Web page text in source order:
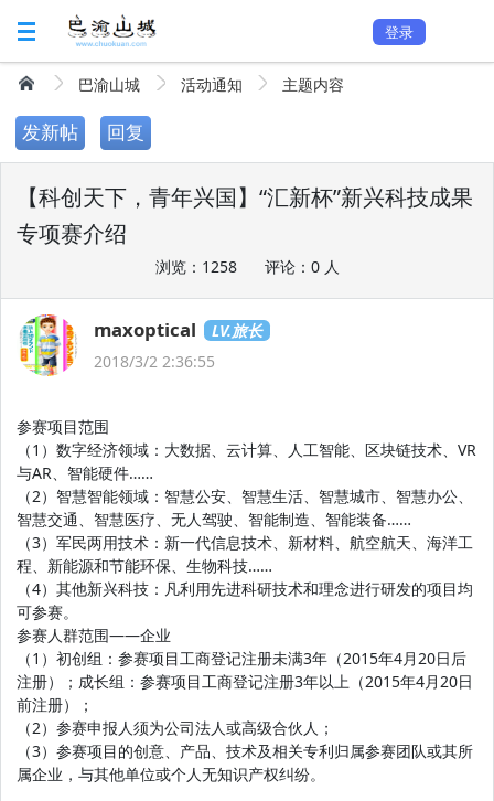
登录
巴渝山城 活动通知 主题内容
发新帖 回复
【科创天下，青年兴国】“汇新杯”新兴科技成果
专项赛介绍
浏览：1258 评论：0 人
maxoptical
LV.旅长
2018/3/2 2:36:55
参赛项目范围
（1）数字经济领域：大数据、云计算、人工智能、区块链技术、VR
与AR、智能硬件……
（2）智慧智能领域：智慧公安、智慧生活、智慧城市、智慧办公、
智慧交通、智慧医疗、无人驾驶、智能制造、智能装备……
（3）军民两用技术：新一代信息技术、新材料、航空航天、海洋工
程、新能源和节能环保、生物科技……
（4）其他新兴科技：凡利用先进科研技术和理念进行研发的项目均
可参赛。
参赛人群范围——企业
（1）初创组：参赛项目工商登记注册未满3年（2015年4月20日后
注册）；成长组：参赛项目工商登记注册3年以上（2015年4月20日
前注册）；
（2）参赛申报人须为公司法人或高级合伙人；
（3）参赛项目的创意、产品、技术及相关专利归属参赛团队或其所
属企业，与其他单位或个人无知识产权纠纷。